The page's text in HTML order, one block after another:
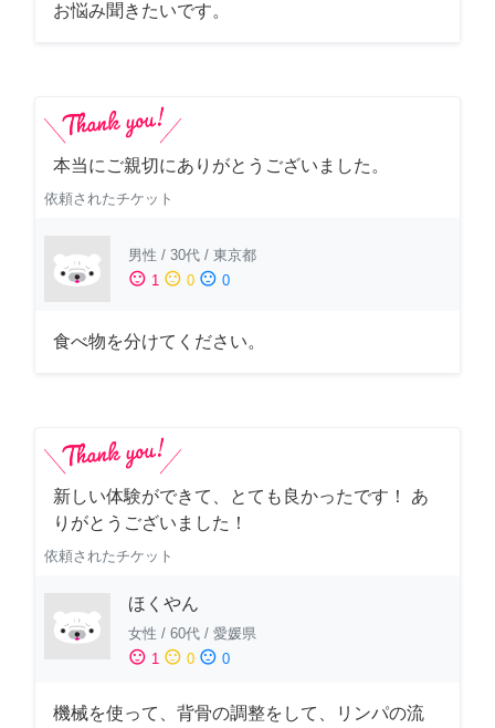
お悩み聞きたいです。
本当にご親切にありがとうございました。
依頼されたチケット
男性 / 30代 / 東京都
sentiment_satisfied 1 sentiment_neutral 0 sentiment_dissatisfied 0
食べ物を分けてください。
新しい体験ができて、とても良かったです！ あ
りがとうございました！
依頼されたチケット
ほくやん
女性 / 60代 / 愛媛県
sentiment_satisfied 1 sentiment_neutral 0 sentiment_dissatisfied 0
機械を使って、背骨の調整をして、リンパの流